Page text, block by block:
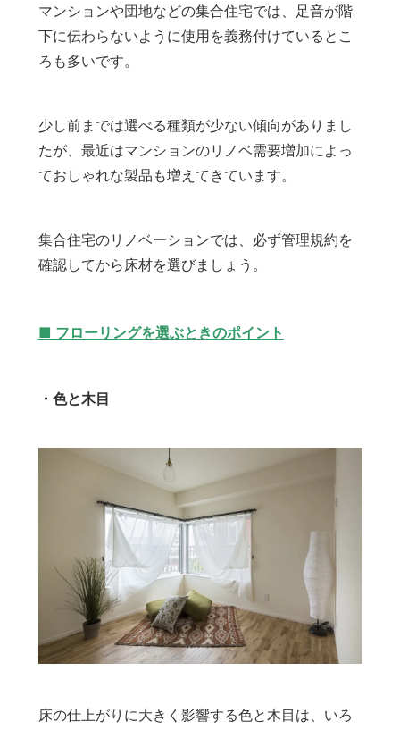
マンションや団地などの集合住宅では、足音が階
下に伝わらないように使用を義務付けているとこ
ろも多いです。
少し前までは選べる種類が少ない傾向がありまし
たが、最近はマンションのリノベ需要増加によっ
ておしゃれな製品も増えてきています。
集合住宅のリノベーションでは、必ず管理規約を
確認してから床材を選びましょう。
■ フローリングを選ぶときのポイント
・色と木目
床の仕上がりに大きく影響する色と木目は、いろ